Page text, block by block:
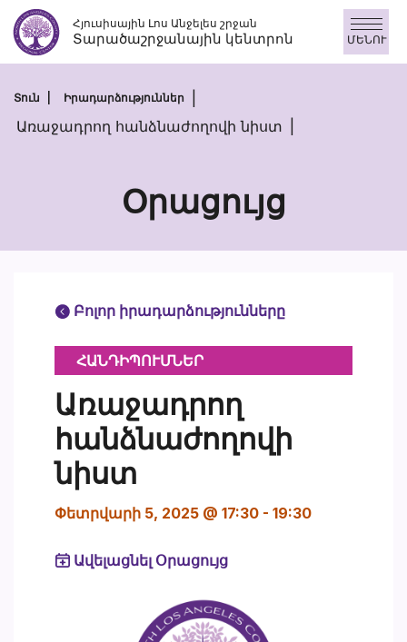
Անցնել
բովանդակությանըՀյուսիսային Լոս Անջելես շրջան
Տարածաշրջանային կենտրոն ՄԵՆՈՒ
Տուն Իրադարձություններ
Առաջադրող հանձնաժողովի նիստ
Օրացույց
Բոլոր իրադարձությունները
ՀԱՆԴԻՊՈՒՄՆԵՐ
Առաջադրող
հանձնաժողովի
նիստ
Փետրվարի 5, 2025 @ 17:30 - 19:30
Ավելացնել Օրացույց